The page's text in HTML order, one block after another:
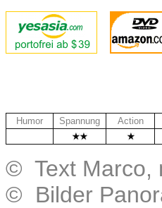
Humor Spannung Action
© Text Marco,
© Bilder